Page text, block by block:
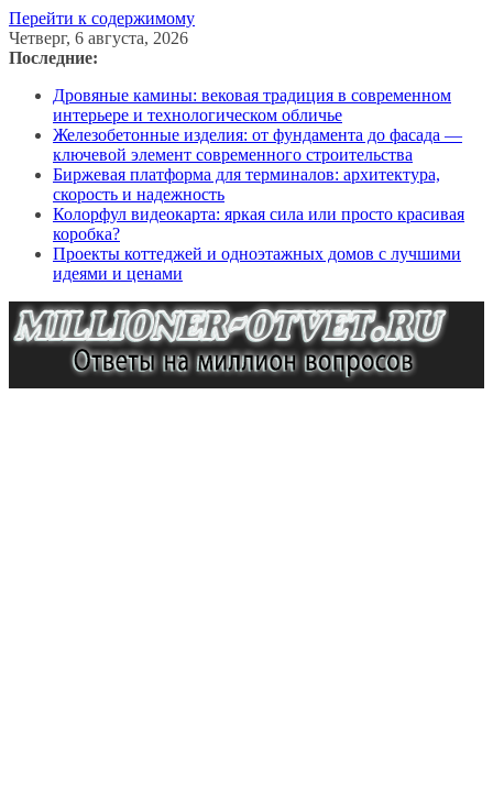
Перейти к содержимому
Четверг, 6 августа, 2026
Последние:
Дровяные камины: вековая традиция в современном
интерьере и технологическом обличье
Железобетонные изделия: от фундамента до фасада —
ключевой элемент современного строительства
Биржевая платформа для терминалов: архитектура,
скорость и надежность
Колорфул видеокарта: яркая сила или просто красивая
коробка?
Проекты коттеджей и одноэтажных домов с лучшими
идеями и ценами